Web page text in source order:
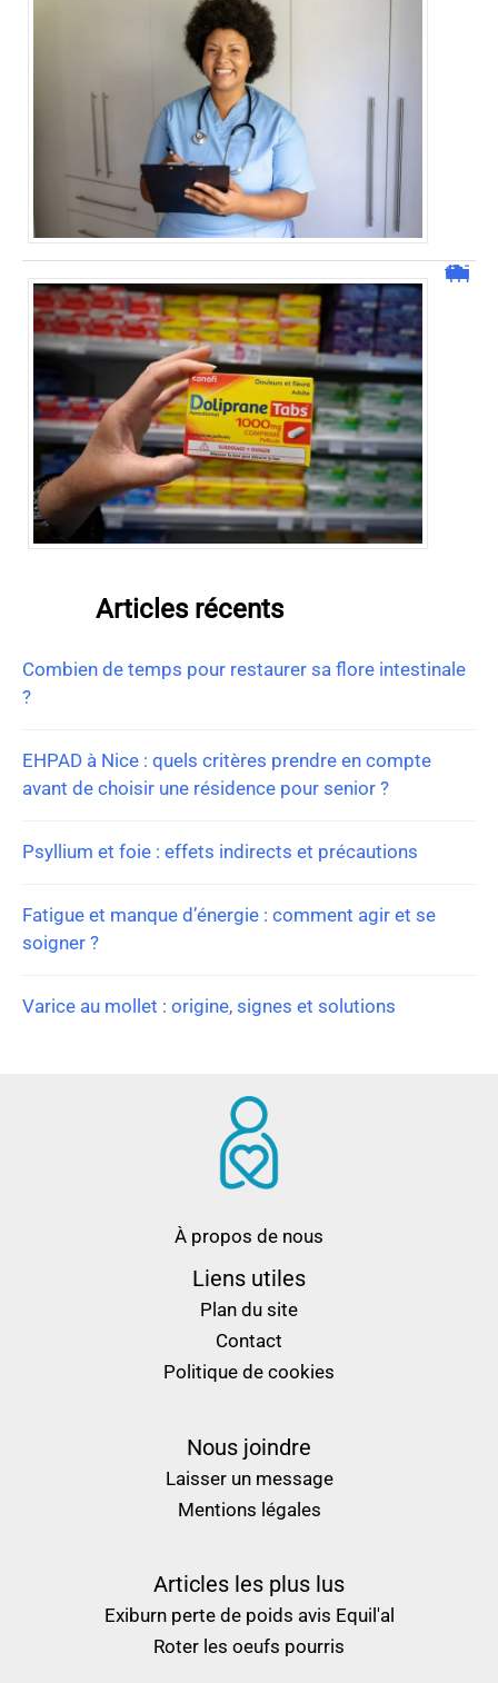
Peut-on prendre un doliprane avec un antihistaminique ?
Articles récents
Combien de temps pour restaurer sa flore intestinale
?
EHPAD à Nice : quels critères prendre en compte
avant de choisir une résidence pour senior ?
Psyllium et foie : effets indirects et précautions
Fatigue et manque d’énergie : comment agir et se
soigner ?
Varice au mollet : origine, signes et solutions
À propos de nous
Liens utiles
Plan du site
Contact
Politique de cookies
Nous joindre
Laisser un message
Mentions légales
Articles les plus lus
Exiburn perte de poids avis Equil'al
Roter les oeufs pourris